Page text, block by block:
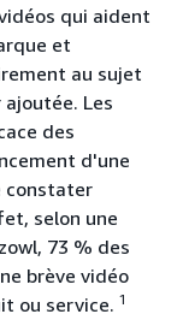
qui aident
et
au sujet
Les
des
d'une
constater
selon une
73 % des
brève vidéo
ou service. 1